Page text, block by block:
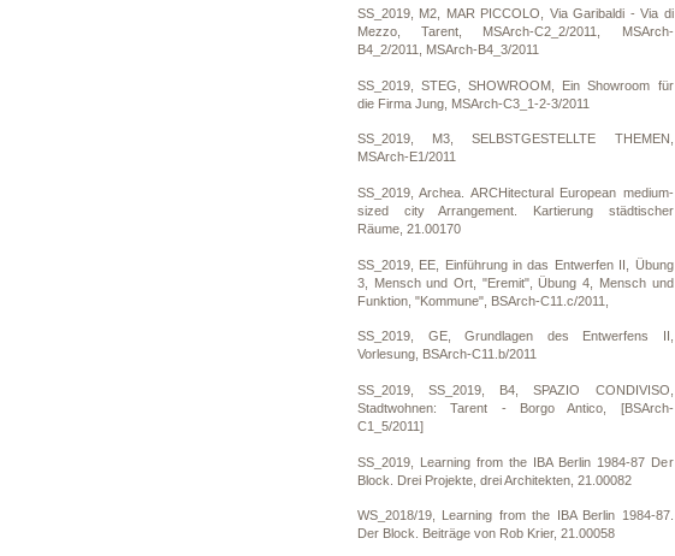
SS_2019, M2, MAR PICCOLO, Via Garibaldi - Via di
Mezzo, Tarent, MSArch-C2_2/2011, MSArch-
B4_2/2011, MSArch-B4_3/2011
SS_2019, STEG, SHOWROOM, Ein Showroom für
die Firma Jung, MSArch-C3_1-2-3/2011
SS_2019, M3, SELBSTGESTELLTE THEMEN,
MSArch-E1/2011
SS_2019, Archea. ARCHitectural European medium-
sized city Arrangement. Kartierung städtischer
Räume, 21.00170
SS_2019, EE, Einführung in das Entwerfen II, Übung
3, Mensch und Ort, "Eremit", Übung 4, Mensch und
Funktion, "Kommune", BSArch-C11.c/2011,
SS_2019, GE, Grundlagen des Entwerfens II,
Vorlesung, BSArch-C11.b/2011
SS_2019, SS_2019, B4, SPAZIO CONDIVISO,
Stadtwohnen: Tarent - Borgo Antico, [BSArch-
C1_5/2011]
SS_2019, Learning from the IBA Berlin 1984-87 Der
Block. Drei Projekte, drei Architekten, 21.00082
WS_2018/19, Learning from the IBA Berlin 1984-87.
Der Block. Beiträge von Rob Krier, 21.00058